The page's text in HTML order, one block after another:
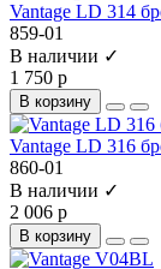
Vantage LD 314
859-01
В наличии ✓
1 750 р
В корзину
Vantage LD 316
860-01
В наличии ✓
2 006 р
В корзину